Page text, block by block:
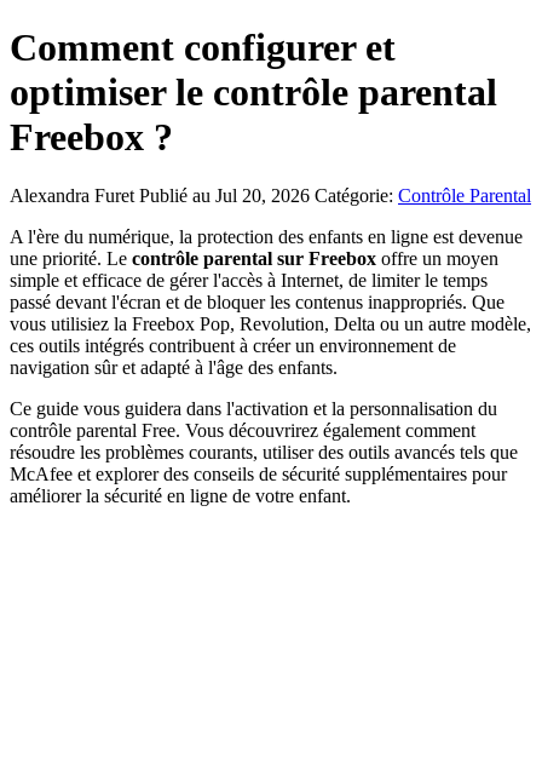
Comment configurer et
optimiser le contrôle parental
Freebox ?
Alexandra Furet Publié au Jul 20, 2026 Catégorie: Contrôle Parental
A l'ère du numérique, la protection des enfants en ligne est devenue
une priorité. Le contrôle parental sur Freebox offre un moyen
simple et efficace de gérer l'accès à Internet, de limiter le temps
passé devant l'écran et de bloquer les contenus inappropriés. Que
vous utilisiez la Freebox Pop, Revolution, Delta ou un autre modèle,
ces outils intégrés contribuent à créer un environnement de
navigation sûr et adapté à l'âge des enfants.
Ce guide vous guidera dans l'activation et la personnalisation du
contrôle parental Free. Vous découvrirez également comment
résoudre les problèmes courants, utiliser des outils avancés tels que
McAfee et explorer des conseils de sécurité supplémentaires pour
améliorer la sécurité en ligne de votre enfant.